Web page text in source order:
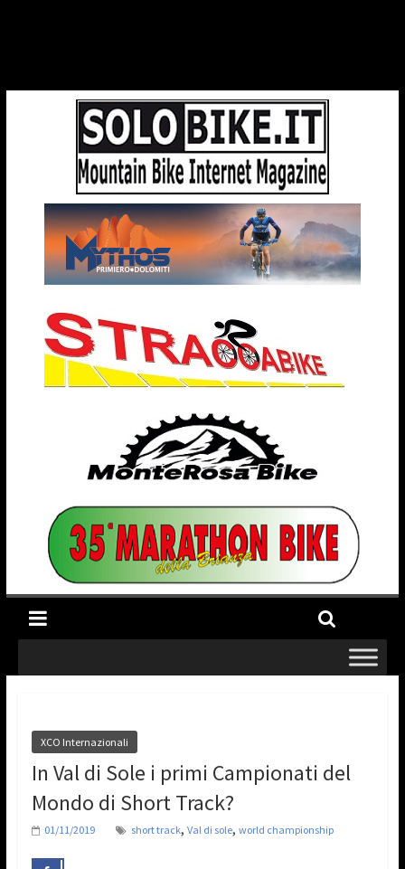
XCO Internazionali
In Val di Sole i primi Campionati del
Mondo di Short Track?
01/11/2019 short track, Val di sole, world championship